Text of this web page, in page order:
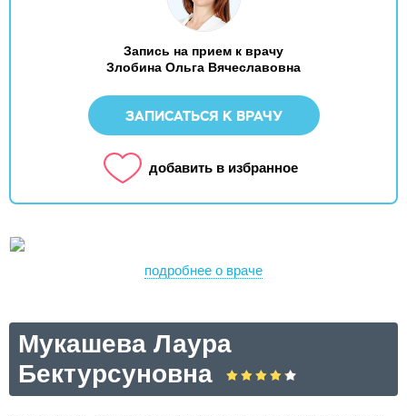
Запись на прием к врачу
Злобина Ольга Вячеславовна
ЗАПИСАТЬСЯ К ВРАЧУ
добавить в избранное
подробнее о враче
Мукашева Лаура
Бектурсуновна